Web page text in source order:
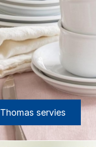
Thomas servies